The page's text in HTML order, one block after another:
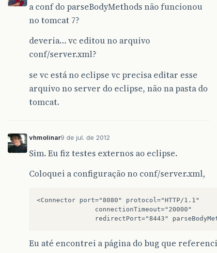
a conf do parseBodyMethods não funcionou
no tomcat 7?
deveria… vc editou no arquivo
conf/server.xml?
se vc está no eclipse vc precisa editar esse
arquivo no server do eclipse, não na pasta do
tomcat.
vhmolinar9 de jul. de 2012
Sim. Eu fiz testes externos ao eclipse.
Coloquei a configuração no conf/server.xml,
<Connector port="8080" protocol="HTTP/1.1"
               connectionTimeout="20000"
Eu até encontrei a página do bug que